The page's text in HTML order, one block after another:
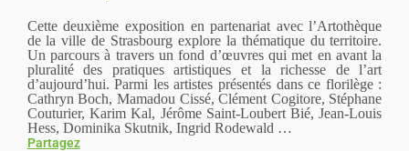
Cette deuxième exposition en partenariat avec l’Artothèque
de la ville de Strasbourg explore la thématique du territoire.
Un parcours à travers un fond d’œuvres qui met en avant la
pluralité des pratiques artistiques et la richesse de l’art
d’aujourd’hui. Parmi les artistes présentés dans ce florilège :
Cathryn Boch, Mamadou Cissé, Clément Cogitore, Stéphane
Couturier, Karim Kal, Jérôme Saint-Loubert Bié, Jean-Louis
Hess, Dominika Skutnik, Ingrid Rodewald …
Partagez